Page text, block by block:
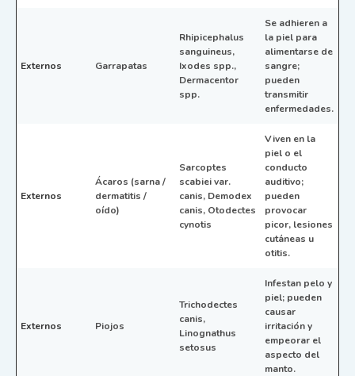
Externos Garrapatas
Rhipicephalus
sanguineus,
Ixodes spp.,
Dermacentor
spp.
Se adhieren a
la piel para
alimentarse de
sangre;
pueden
transmitir
enfermedades.
Externos
Ácaros (sarna /
dermatitis /
oído)
Sarcoptes
scabiei var.
canis, Demodex
canis, Otodectes
cynotis
Viven en la
piel o el
conducto
auditivo;
pueden
provocar
picor, lesiones
cutáneas u
otitis.
Externos Piojos
Trichodectes
canis,
Linognathus
setosus
Infestan pelo y
piel; pueden
causar
irritación y
empeorar el
aspecto del
manto.